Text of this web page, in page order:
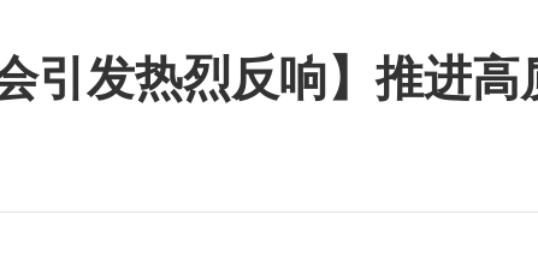
引发热烈反响】推进